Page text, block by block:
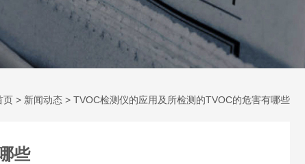
页 > 新闻动态 > TVOC检测仪的应用及所检测的TVOC的危害有哪些
些